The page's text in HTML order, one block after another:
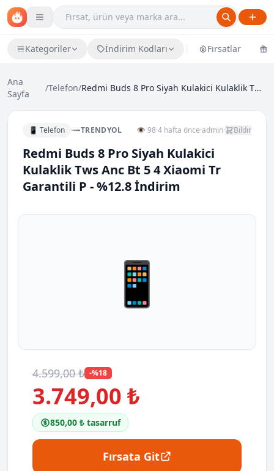
Kategoriler İndirim Kodları Fırsatlar
Ana
Sayfa
/Telefon/ Redmi Buds 8 Pro Siyah Kulakici Kulaklik Tws Anc B...
📱 Telefon TRENDYOL 👁 98·4 hafta önce·admin· Bildir
Redmi Buds 8 Pro Siyah Kulakici
Kulaklik Tws Anc Bt 5 4 Xiaomi Tr
Garantili P - %12.8 İndirim
📱
4.599,00 ₺ -%18
3.749,00 ₺
850,00 ₺ tasarruf
Fırsata Git